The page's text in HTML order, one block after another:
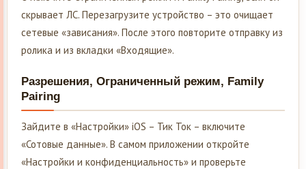
скрывает ЛС. Перезагрузите устройство – это очищает
сетевые «зависания». После этого повторите отправку из
ролика и из вкладки «Входящие».
Разрешения, Ограниченный режим, Family
Pairing
Зайдите в «Настройки» iOS – Тик Ток – включите
«Сотовые данные». В самом приложении откройте
«Настройки и конфиденциальность» и проверьте